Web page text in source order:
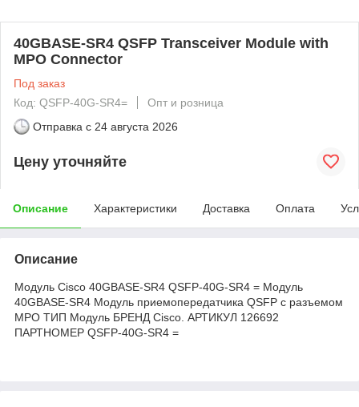
40GBASE-SR4 QSFP Transceiver Module with
MPO Connector
Под заказ
Код: QSFP-40G-SR4=
Опт и розница
Отправка с 24 августа 2026
Цену уточняйте
Описание Характеристики Доставка Оплата
Описание
Модуль Cisco 40GBASE-SR4 QSFP-40G-SR4 = Модуль
40GBASE-SR4 Модуль приемопередатчика QSFP с разъемом
MPO ТИП Модуль БРЕНД Cisco. АРТИКУЛ 126692
ПАРТНОМЕР QSFP-40G-SR4 =